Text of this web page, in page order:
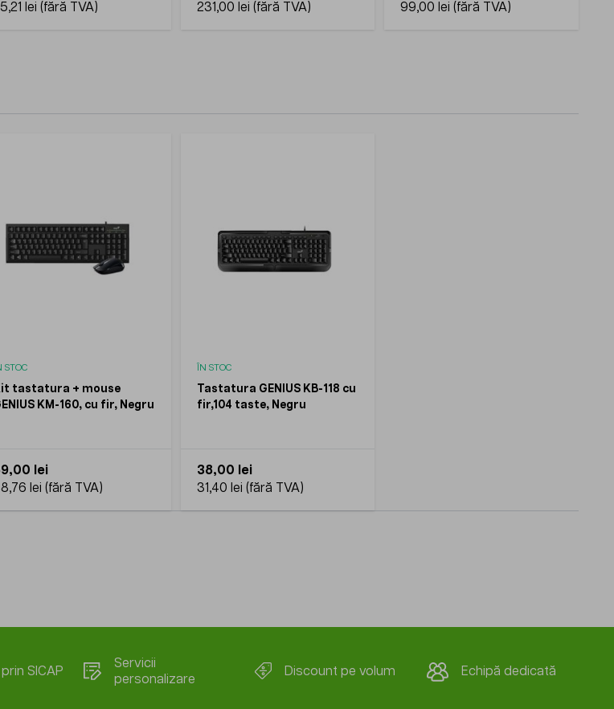
lei
231,00 lei
99,00 lei
STOC
tastatura + mouse
KM-160, cu fir, Negru
lei
lei
ÎN STOC
Tastatura GENIUS KB-118 cu
fir,104 taste, Negru
38,00 lei
31,40 lei
SICAP
Servicii
personalizare
Discount pe volum Echipă dedicată